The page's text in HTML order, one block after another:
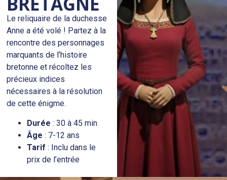
Le reliquaire de la duchesse
Anne a été volé ! Partez à la
rencontre des personnages
marquants de l’histoire
bretonne et récoltez les
précieux indices
nécessaires à la résolution
de cette énigme.
Durée : 30 à 45 min
Âge : 7-12 ans
Tarif : Inclu dans le
prix de l’entrée